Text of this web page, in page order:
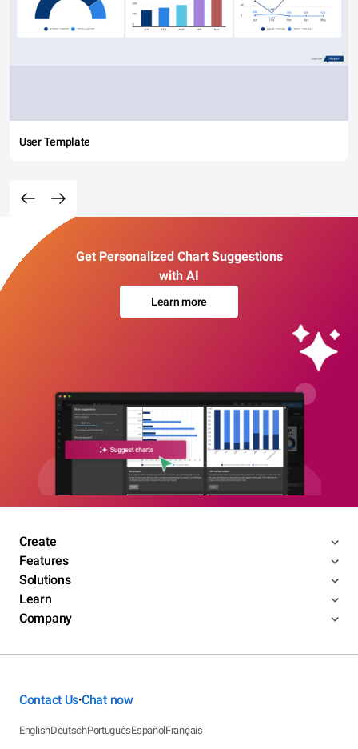
User Template
Get Personalized Chart Suggestions
with AI
Learn more
Create
Features
Solutions
Learn
Company
Contact Us•Chat now
EnglishDeutschPortuguêsEspañolFrançais